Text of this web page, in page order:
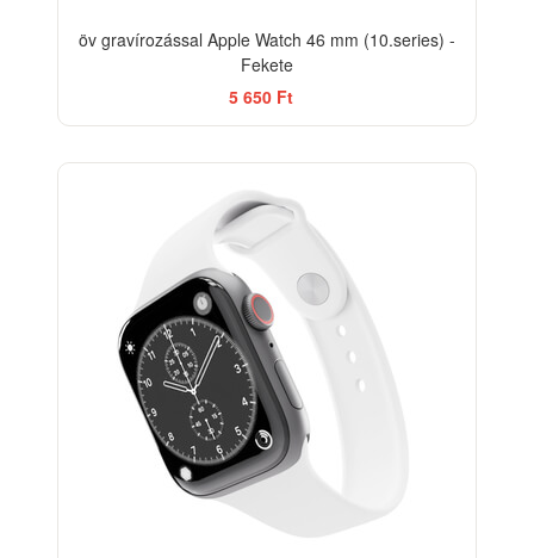
öv gravírozással Apple Watch 46 mm (10.series) -
Fekete
5 650 Ft